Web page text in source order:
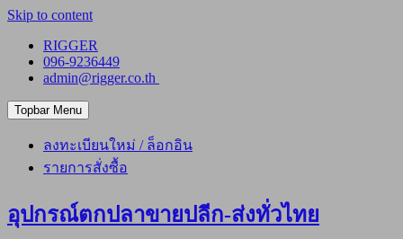
Skip to content
RIGGER
096-9236449
admin@rigger.co.th
Topbar Menu
ลงทะเบียนใหม่ / ล็อกอิน
รายการสั่งซื้อ
อุปกรณ์ตกปลาขายปลีก-ส่งทั่วไทย